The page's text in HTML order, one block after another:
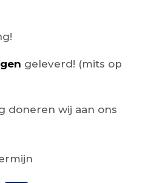
geleverd! (mits op
doneren wij aan ons